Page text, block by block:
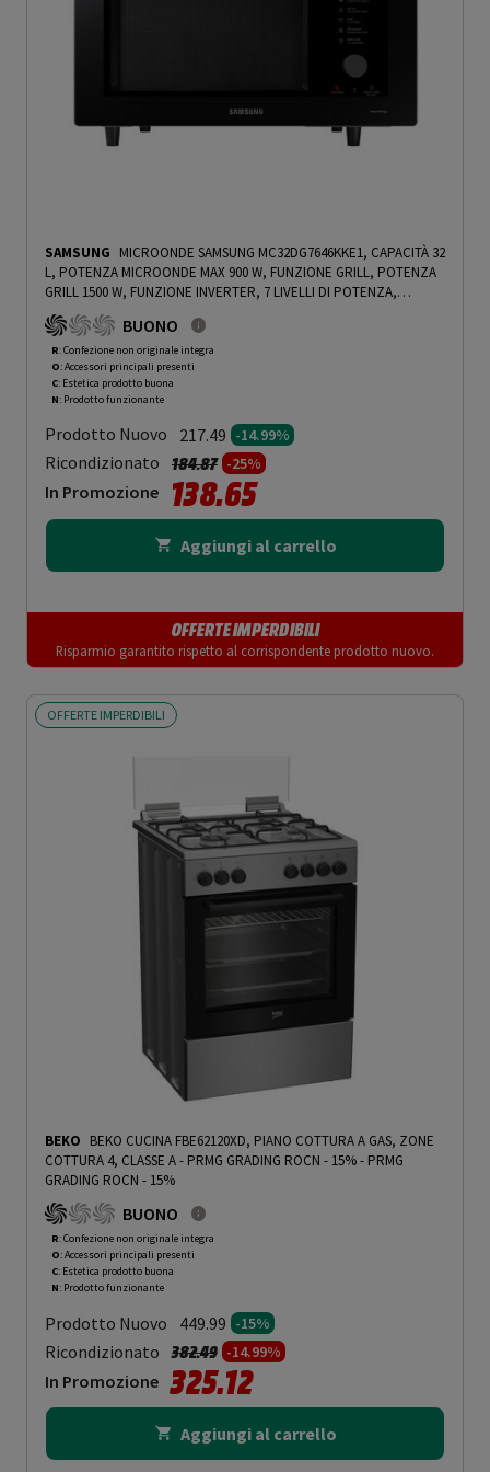
SAMSUNG MICROONDE SAMSUNG MC32DG7646KKE1, CAPACITÀ 32
L, POTENZA MICROONDE MAX 900 W, FUNZIONE GRILL, POTENZA
GRILL 1500 W, FUNZIONE INVERTER, 7 LIVELLI DI POTENZA,
FUNZIONE VAPORE, VETRO NERO - PRMG GRADING ROCN - 14.99%
-PRMG GRADING ROCN - 15%
BUONO
R: Confezione non originale integra
O: Accessori principali presenti
C: Estetica prodotto buona
N: Prodotto funzionante
Prodotto Nuovo 217.49 -14.99%
Ricondizionato Prezzo ridotto da
184.87a-25%
In Promozione 138.65
Aggiungi al carrello
OFFERTE IMPERDIBILI
Risparmio garantito rispetto al corrispondente prodotto nuovo.
OFFERTE IMPERDIBILI
BEKO BEKO CUCINA FBE62120XD, PIANO COTTURA A GAS, ZONE
COTTURA 4, CLASSE A - PRMG GRADING ROCN - 15%- PRMG
GRADING ROCN - 15%
BUONO
R: Confezione non originale integra
O: Accessori principali presenti
C: Estetica prodotto buona
N: Prodotto funzionante
Prodotto Nuovo 449.99 -15%
Ricondizionato Prezzo ridotto da
382.49a-14.99%
In Promozione 325.12
Aggiungi al carrello